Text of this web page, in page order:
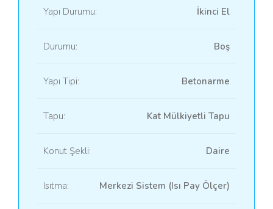
Yapı Durumu: İkinci El
Durumu: Boş
Yapı Tipi: Betonarme
Tapu: Kat Mülkiyetli Tapu
Konut Şekli: Daire
Isıtma: Merkezi Sistem (Isı Pay Ölçer)